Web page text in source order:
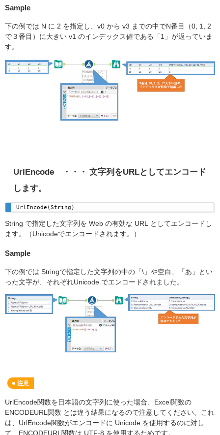
Sample
下の例では N に 2 を指定し、v0 から v3 までの中でN番目（0, 1, 2
で３番目）に大きい v1 のインデックス値である「1」が返っていま
す。
UrlEncode・・・ 文字列をURLとしてエンコード
します。
UrlEncode(String)
String で指定した文字列を Web の有効な URL としてエンコードし
ます。（Unicodeでエンコードされます。）
Sample
下の例では Stringで指定した文字列の中の「\」や空白、「あ」とい
った文字が、それぞれUnicode でエンコードされました。
注意
UrlEncode関数を日本語の文字列に使った場合、Excel関数の
ENCODEURL関数 とは違う結果になるので注意してください。これ
は、UrlEncode関数がエンコードに Unicode を使用するのに対し
て、ENCODEURL関数は UTF-8 を使用するためです。